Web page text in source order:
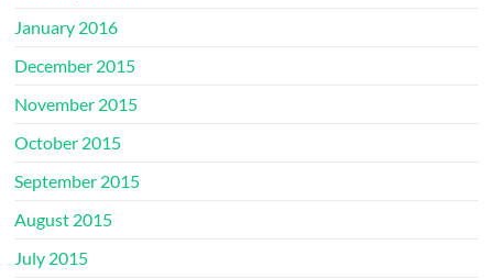
January 2016
December 2015
November 2015
October 2015
September 2015
August 2015
July 2015